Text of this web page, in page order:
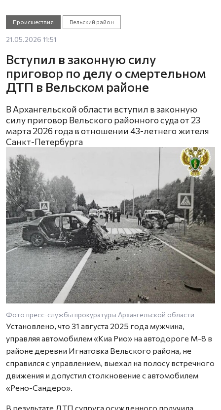
Происшествия Вельский район
21.05.2026 11:51
Вступил в законную силу
приговор по делу о смертельном
ДТП в Вельском районе
В Архангельской области вступил в законную
силу приговор Вельского районного суда от 23
марта 2026 года в отношении 43-летнего жителя
Санкт-Петербурга
Фото пресс-службы прокуратуры Архангельской области
Установлено, что 31 августа 2025 года мужчина,
управляя автомобилем «Киа Рио» на автодороге М-8 в
районе деревни Игнатовка Вельского района, не
справился с управлением, выехал на полосу встречного
движения и допустил столкновение с автомобилем
«Рено-Сандеро».
В результате ДТП супруга осужденного получила